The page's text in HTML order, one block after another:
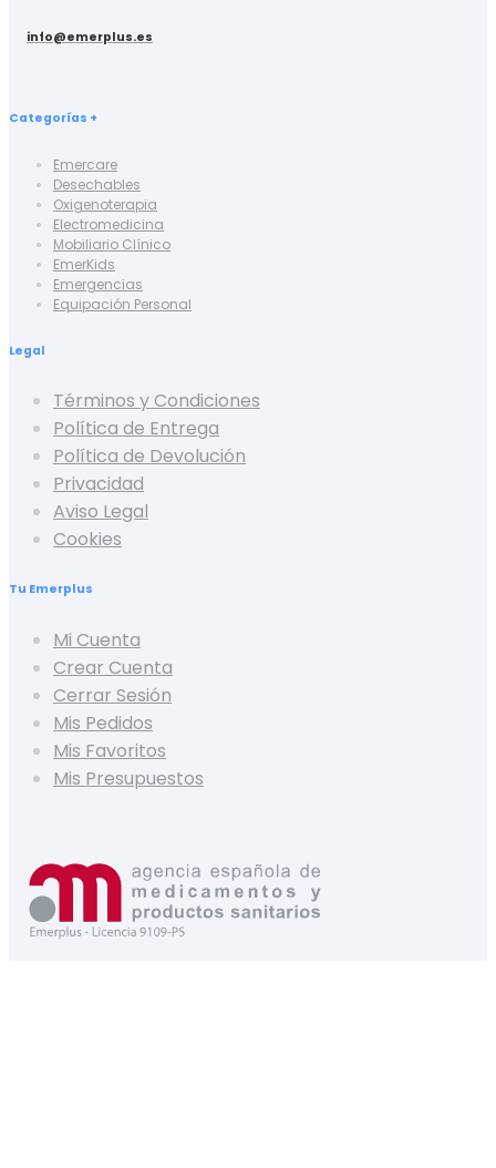
info@emerplus.es
Categorías +
Emercare
Desechables
Oxigenoterapia
Electromedicina
Mobiliario Clínico
EmerKids
Emergencias
Equipación Personal
Legal
Términos y Condiciones
Política de Entrega
Política de Devolución
Privacidad
Aviso Legal
Cookies
Tu Emerplus
Mi Cuenta
Crear Cuenta
Cerrar Sesión
Mis Pedidos
Mis Favoritos
Mis Presupuestos